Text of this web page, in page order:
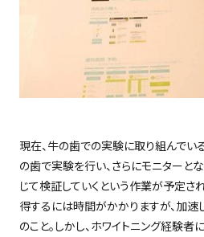
現在、牛の歯での実験に取り組んでい
の歯で実験を行い、さらにモニターと
じて検証していくという作業が予定さ
得するには時間がかかりますが、加速
のこと。しかし、ホワイトニング経験